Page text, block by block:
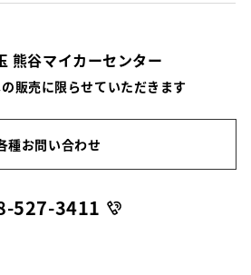
熊谷マイカーセンター
販売に限らせていただきます
種お問い合わせ
527-3411